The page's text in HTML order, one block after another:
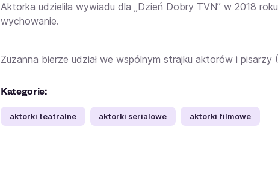
Aktorka udzieliła wywiadu dla „Dzień Dobry TVN” w 2018
wychowanie.
Zuzanna bierze udział we wspólnym strajku aktorów i pisarzy
Kategorie:
aktorki teatralne aktorki serialowe aktorki filmowe